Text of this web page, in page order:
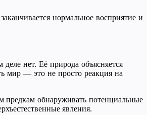
нормальное восприятие и
нет. Её природа объясняется
мир — это не просто реакция на
предкам обнаруживать потенциальные
явления.